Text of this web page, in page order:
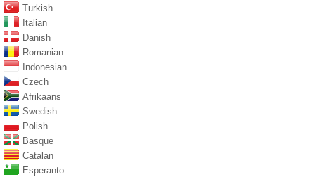
Turkish
Italian
Danish
Romanian
Indonesian
Czech
Afrikaans
Swedish
Polish
Basque
Catalan
Esperanto